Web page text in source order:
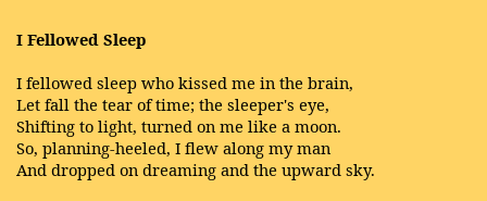
I Fellowed Sleep
I fellowed sleep who kissed me in the brain,
Let fall the tear of time; the sleeper's eye,
Shifting to light, turned on me like a moon.
So, planning-heeled, I flew along my man
And dropped on dreaming and the upward sky.